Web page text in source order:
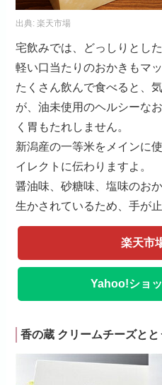
出典:楽天市場
宅飲みでは、どっしりとし
軽い口当たりのおかきもマッ
たくさん飲んで食べると、
が、油未使用のヘルシーな
く胃もたれしません。
新潟産の一等米をメインに
イレクトに伝わりますよ。
醤油味、砂糖味、塩味のお
生かされているため、手が
楽天市
Yahoo!ショ
香の蔵 クリームチーズと